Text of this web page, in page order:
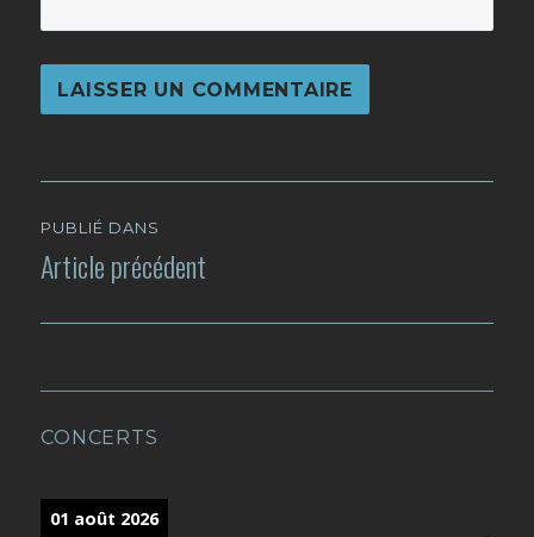
de
PUBLIÉ DANS
Article précédent
CONCERTS
01 août 2026